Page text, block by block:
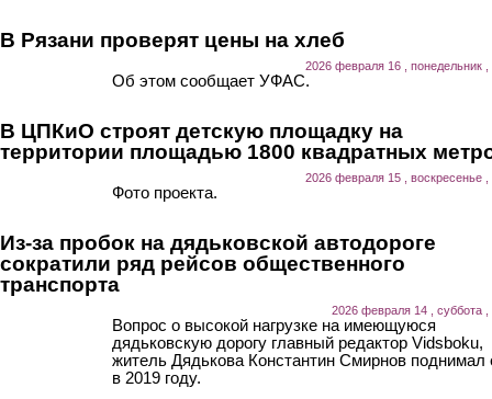
В Рязани проверят цены на хлеб
2026 февраля 16 , понедельник ,
Об этом сообщает УФАС.
В ЦПКиО строят детскую площадку на
территории площадью 1800 квадратных
2026 февраля 15 , воскресенье ,
Фото проекта.
Из-за пробок на дядьковской автодороге
сократили ряд рейсов общественного
транспорта
2026 февраля 14 , суббота ,
Вопрос о высокой нагрузке на имеющуюся
дядьковскую дорогу главный редактор Vidsboku,
житель Дядькова Константин Смирнов поднимал
в 2019 году.